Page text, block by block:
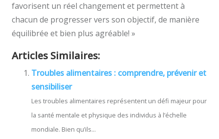
favorisent un réel changement et permettent à
chacun de progresser vers son objectif, de manière
équilibrée et bien plus agréable! »
Articles Similaires:
Troubles alimentaires : comprendre, prévenir et
sensibiliser
Les troubles alimentaires représentent un défi majeur pour
la santé mentale et physique des individus à l’échelle
mondiale. Bien qu’ils...